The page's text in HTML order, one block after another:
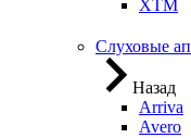
XTM
Слуховые
Назад
Arriva
Avero